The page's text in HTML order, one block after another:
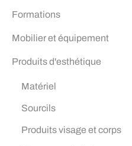
Formations
Mobilier et équipement
Produits d'esthétique
Matériel
Sourcils
Produits visage et corps